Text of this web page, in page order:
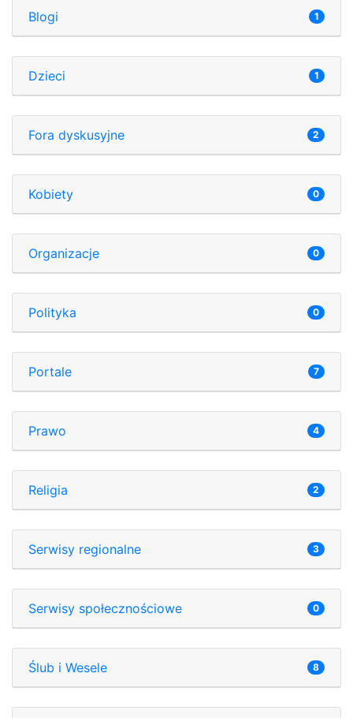
Blogi 1
Dzieci 1
Fora dyskusyjne 2
Kobiety 0
Organizacje 0
Polityka 0
Portale 7
Prawo 4
Religia 2
Serwisy regionalne 3
Serwisy społecznościowe 0
Ślub i Wesele 8